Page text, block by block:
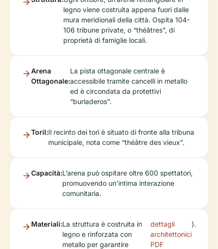
legno viene costruita appena fuori dalle
mura meridionali della città. Ospita 104-
106 tribune private, o “théâtres”, di
proprietà di famiglie locali.
Arena
Ottagonale:
La pista ottagonale centrale è
accessibile tramite cancelli in metallo
ed è circondata da protettivi
“burladeros”.
Toril:Il recinto dei tori è situato di fronte alla tribuna
municipale, nota come “théâtre des vieux”.
Capacità:L’arena può ospitare oltre 600 spettatori,
promuovendo un’intima interazione
comunitaria.
Materiali:La struttura è costruita in
legno e rinforzata con
metallo per garantire
dettagli
architettonici
PDF
).